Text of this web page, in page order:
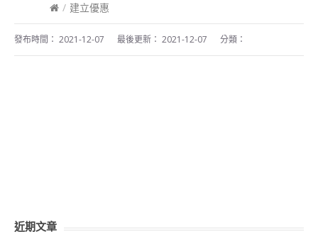
/ 建立優惠
發布時間： 2021-12-07 最後更新： 2021-12-07 分類：
近期文章